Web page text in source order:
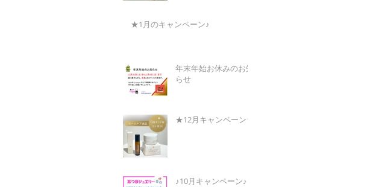
★1月のキャンペーン♪
年末年始お休みのお知
らせ
★12月キャンペーン★
♪10月キャンペーン♪